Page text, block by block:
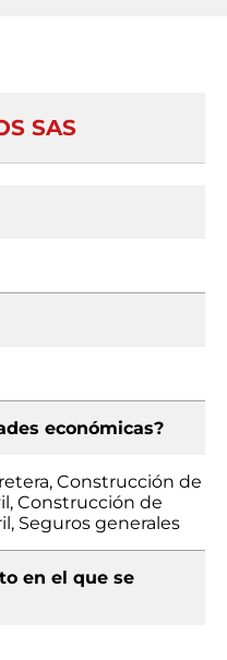
SAS
económicas?
Construcción de
Construcción de
Seguros generales
en el que se